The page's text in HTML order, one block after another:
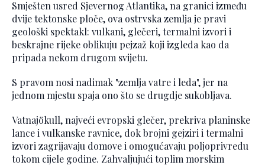
Smješten usred Sjevernog Atlantika, na granici između
dvije tektonske ploče, ova ostrvska zemlja je pravi
geološki spektakl: vulkani, glečeri, termalni izvori i
beskrajne rijeke oblikuju pejzaž koji izgleda kao da
pripada nekom drugom svijetu.
S pravom nosi nadimak "zemlja vatre i leda", jer na
jednom mjestu spaja ono što se drugdje sukobljava.
Vatnajökull, najveći evropski glečer, prekriva planinske
lance i vulkanske ravnice, dok brojni gejziri i termalni
izvori zagrijavaju domove i omogućavaju poljoprivredu
tokom cijele godine. Zahvaljujući toplim morskim